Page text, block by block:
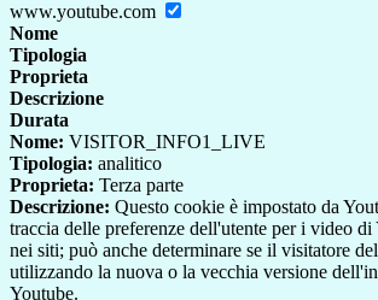
www.youtube.com
Nome
Tipologia
Proprieta
Descrizione
Durata
Nome: VISITOR_INFO1_LIVE
Tipologia: analitico
Proprieta: Terza parte
Descrizione: Questo cookie è impostato da
traccia delle preferenze dell'utente per i video
nei siti; può anche determinare se il visitatore
utilizzando la nuova o la vecchia versione
Youtube.